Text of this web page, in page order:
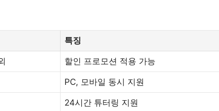
특징
할인 프로모션 적용 가능
PC, 모바일 동시 지원
24시간 튜터링 지원